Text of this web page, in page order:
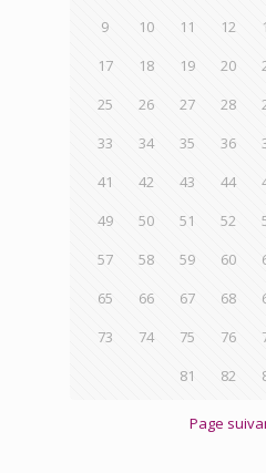
9
10 11 12
17
18 19 20
25
26 27 28
33
34 35 36
41
42 43 44
49
50 51 52
57
58 59 60
65
66 67 68
73
74 75 76
81
82
Page